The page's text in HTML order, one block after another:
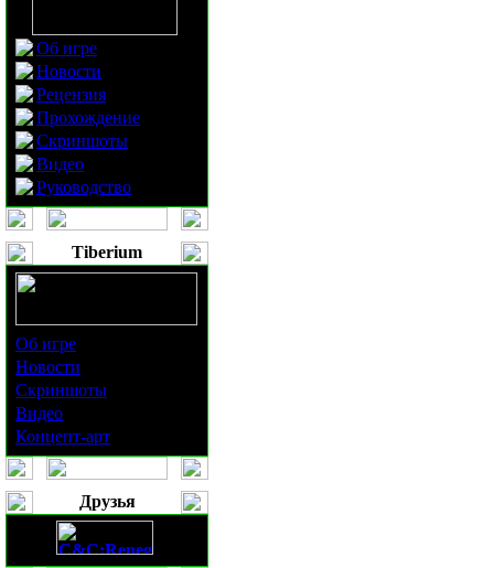
Об игре
Новости
Рецензия
Прохождение
Скриншоты
Видео
Руководство
Tiberium
Об игре
Новости
Скриншоты
Видео
Концепт-арт
Друзья